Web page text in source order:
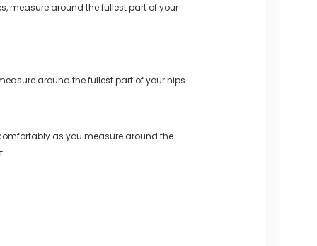
measure around the fullest part of your
around the fullest part of your hips.
as you measure around the